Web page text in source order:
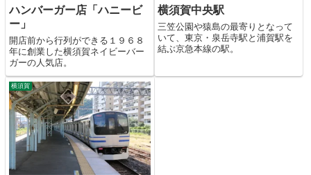
ハンバーガー店「ハニービ
ー」
開店前から行列ができる１９６８
年に創業した横須賀ネイビーバー
ガーの人気店。
横須賀中央駅
三笠公園や猿島の最寄りとなって
いて、東京・泉岳寺駅と浦賀駅を
結ぶ京急本線の駅。
横須賀